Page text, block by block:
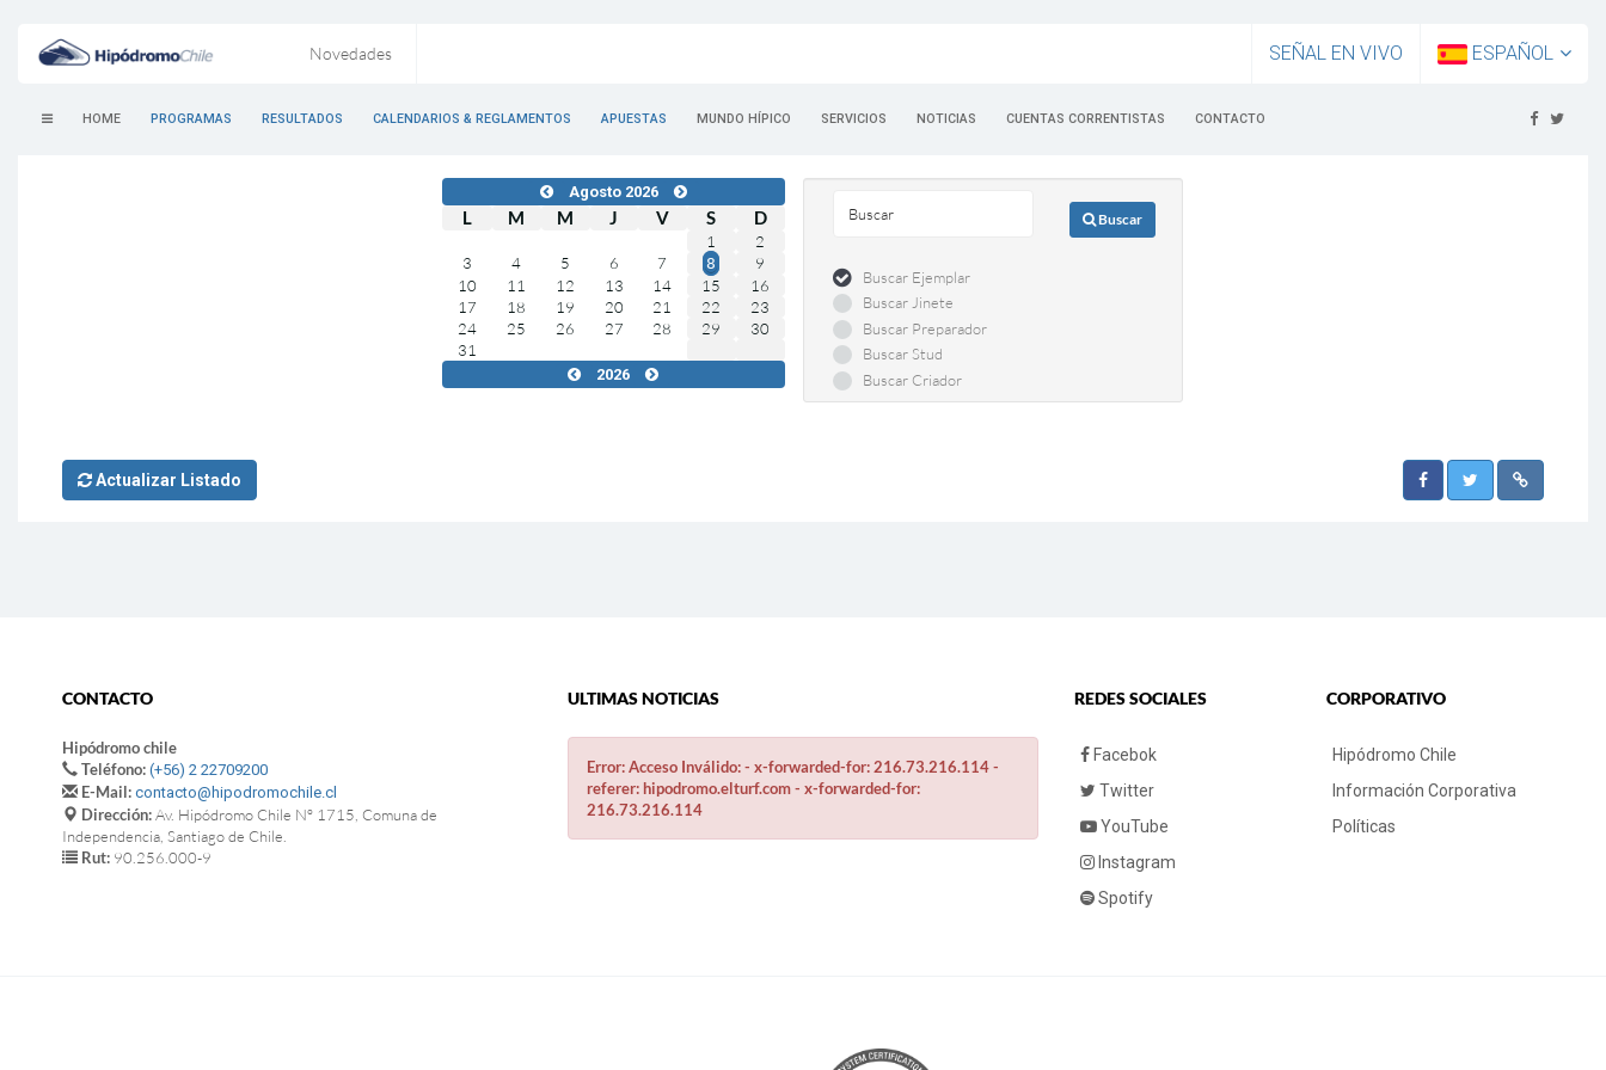
Novedades SEÑAL EN VIVO ESPAÑOL
HOME PROGRAMAS RESULTADOS CALENDARIOS & REGLAMENTOS APUESTAS MUNDO HÍPICO SERVICIOS NOTICIAS CUENTAS CORRENTISTAS CONTACTO
Agosto 2026
L M M J V S D
1
2
3
4 5 6 7 8
9
10
11 12 13 14 15
16
17
18 19 20 21 22
23
24
25 26 27 28 29
30
31
2026
Buscar Ejemplar
Buscar Jinete
Buscar Preparador
Buscar Stud
Buscar Criador
Buscar
Actualizar Listado
CONTACTO
Hipódromo chile
Teléfono: (+56) 2 22709200
E-Mail: contacto@hipodromochile.cl
Dirección:Av. Hipódromo Chile Nº 1715, Comuna de
Independencia, Santiago de Chile.
Rut: 90.256.000-9
ULTIMAS NOTICIAS
Error: Acceso Inválido: - x-forwarded-for: 216.73.216.114 -
referer: hipodromo.elturf.com - x-forwarded-for:
216.73.216.114
REDES SOCIALES
Facebok
Twitter
YouTube
Instagram
Spotify
CORPORATIVO
Hipódromo Chile
Información Corporativa
Políticas